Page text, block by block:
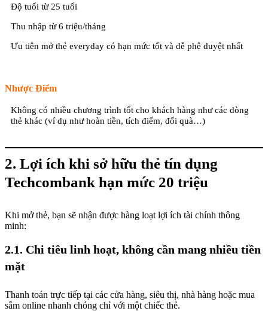
Độ tuổi từ 25 tuổi
Thu nhập từ 6 triệu/tháng
Ưu tiên mở thẻ everyday có hạn mức tốt và dễ phê duyệt nhất
Nhược Điểm
Không có nhiều chương trình tốt cho khách hàng như các dòng
thẻ khác (ví dụ như hoàn tiền, tích điểm, đổi quà…)
2. Lợi ích khi sở hữu thẻ tín dụng
Techcombank hạn mức 20 triệu
Khi mở thẻ, bạn sẽ nhận được hàng loạt lợi ích tài chính thông
minh:
2.1. Chi tiêu linh hoạt, không cần mang nhiều tiền
mặt
Thanh toán trực tiếp tại các cửa hàng, siêu thị, nhà hàng hoặc mua
sắm online nhanh chóng chỉ với một chiếc thẻ.